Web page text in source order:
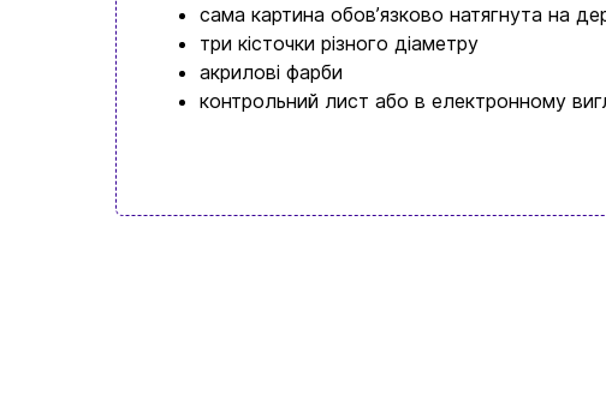
сама картина обовʼязково натягнута на
три кісточки різного діаметру
акрилові фарби
контрольний лист або в електронному
Бренди
Доставка та оплата